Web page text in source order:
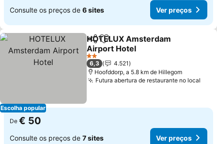
Consulte os preços de 6 sites Ver preços
Escolha popular
PartilharAdicionar aos favoritos
HOTELUX Amsterdam
Airport Hotel
2 Estrelas
6,3
4.521
Hoofddorp, a 5.8 km de Hillegom
Futura abertura de restaurante no local
De € 50
Consulte os preços de 7 sites Ver preços